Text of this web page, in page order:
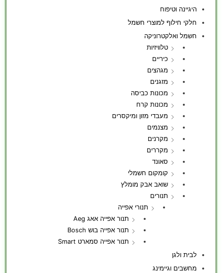
היגיינה וטיפוח
חלקי חילוף למוצרי חשמל
חשמל ואלקטרוניקה
טלוויזיות
כיריים
מגהצים
מזגנים
מכונות כביסה
מכונות קרח
מעבדי מזון ומיקסרים
מצנמים
מקרנים
מקררים
סאונד
קומקום חשמלי
שואב אבק מומלץ
תנורים
תנורי אפייה
תנור אפייה אאג Aeg
תנור אפייה בוש Bosch
תנור אפייה סמארט Smart
לבית ולגן
מחשבים וגיימינג